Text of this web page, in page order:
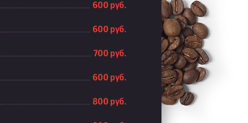
600 руб.
600 руб.
700 руб.
600 руб.
800 руб.